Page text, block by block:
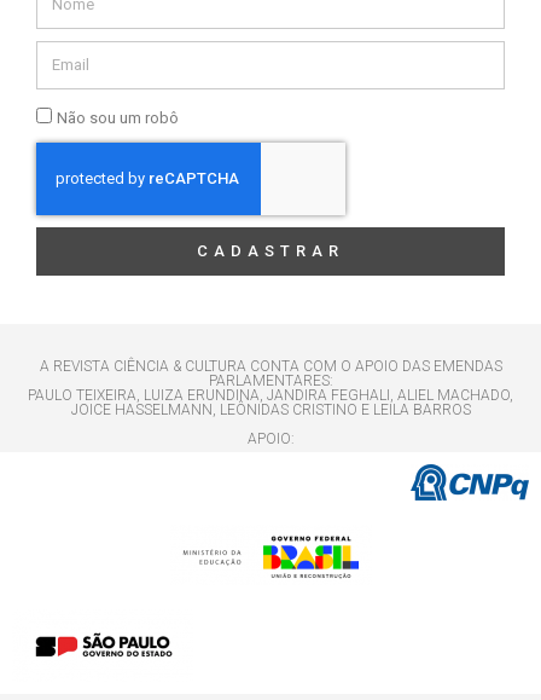
Não sou um robô
CADASTRAR
A REVISTA CIÊNCIA & CULTURA CONTA COM O APOIO DAS EMENDAS
PARLAMENTARES:
PAULO TEIXEIRA, LUIZA ERUNDINA, JANDIRA FEGHALI, ALIEL MACHADO,
JOICE HASSELMANN, LEÔNIDAS CRISTINO E LEILA BARROS
APOIO: